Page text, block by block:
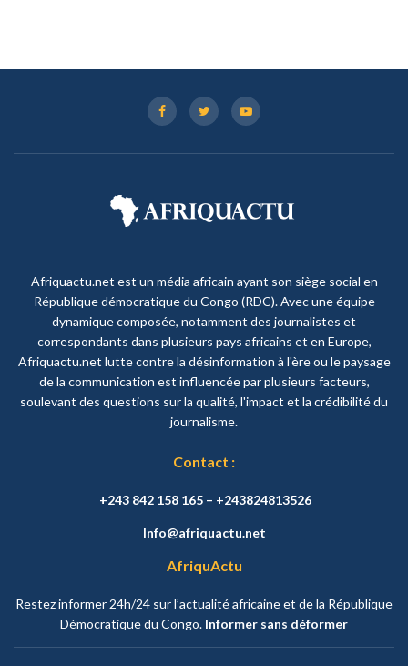
Afriquactu.net est un média africain ayant son siège social en
République démocratique du Congo (RDC). Avec une équipe
dynamique composée, notamment des journalistes et
correspondants dans plusieurs pays africains et en Europe,
Afriquactu.net lutte contre la désinformation à l'ère ou le paysage
de la communication est influencée par plusieurs facteurs,
soulevant des questions sur la qualité, l'impact et la crédibilité du
journalisme.
Contact :
+243 842 158 165 – +243824813526
Info@afriquactu.net
AfriquActu
Restez informer 24h/24 sur l’actualité africaine et de la République
Démocratique du Congo. Informer sans déformer